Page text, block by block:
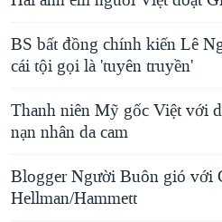
BS bất đồng chính kiến Lê
cái tội gọi là 'tuyên truyền'
Thanh niên Mỹ gốc Việt với
nạn nhân da cam
Blogger Người Buôn gió với
Hellman/Hammett